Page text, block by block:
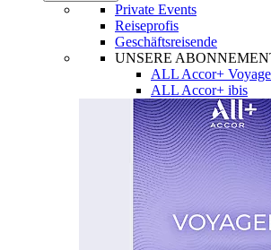
Private Events
Reiseprofis
Geschäftsreisende
UNSERE
ALL Accor+
ALL Accor+ ibis